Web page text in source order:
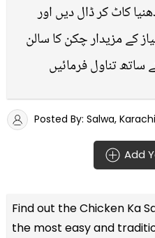
کاٹ کر ڈال دیں اور
کے مزیدار چکن کا سالن
ساتھ تناول فرمائیں
Posted By: Salwa, Karachi
Add
Find out theChicken Ka
the most easy and